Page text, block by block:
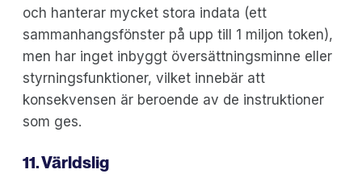
och hanterar mycket stora indata (ett
sammanhangsfönster på upp till 1 miljon token),
men har inget inbyggt översättningsminne eller
styrningsfunktioner, vilket innebär att
konsekvensen är beroende av de instruktioner
som ges.
11. Världslig